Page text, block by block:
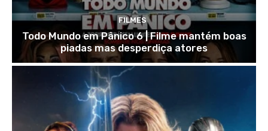
FILMES
Todo Mundo em Pânico 6 | Filme mantém boas
piadas mas desperdiça atores